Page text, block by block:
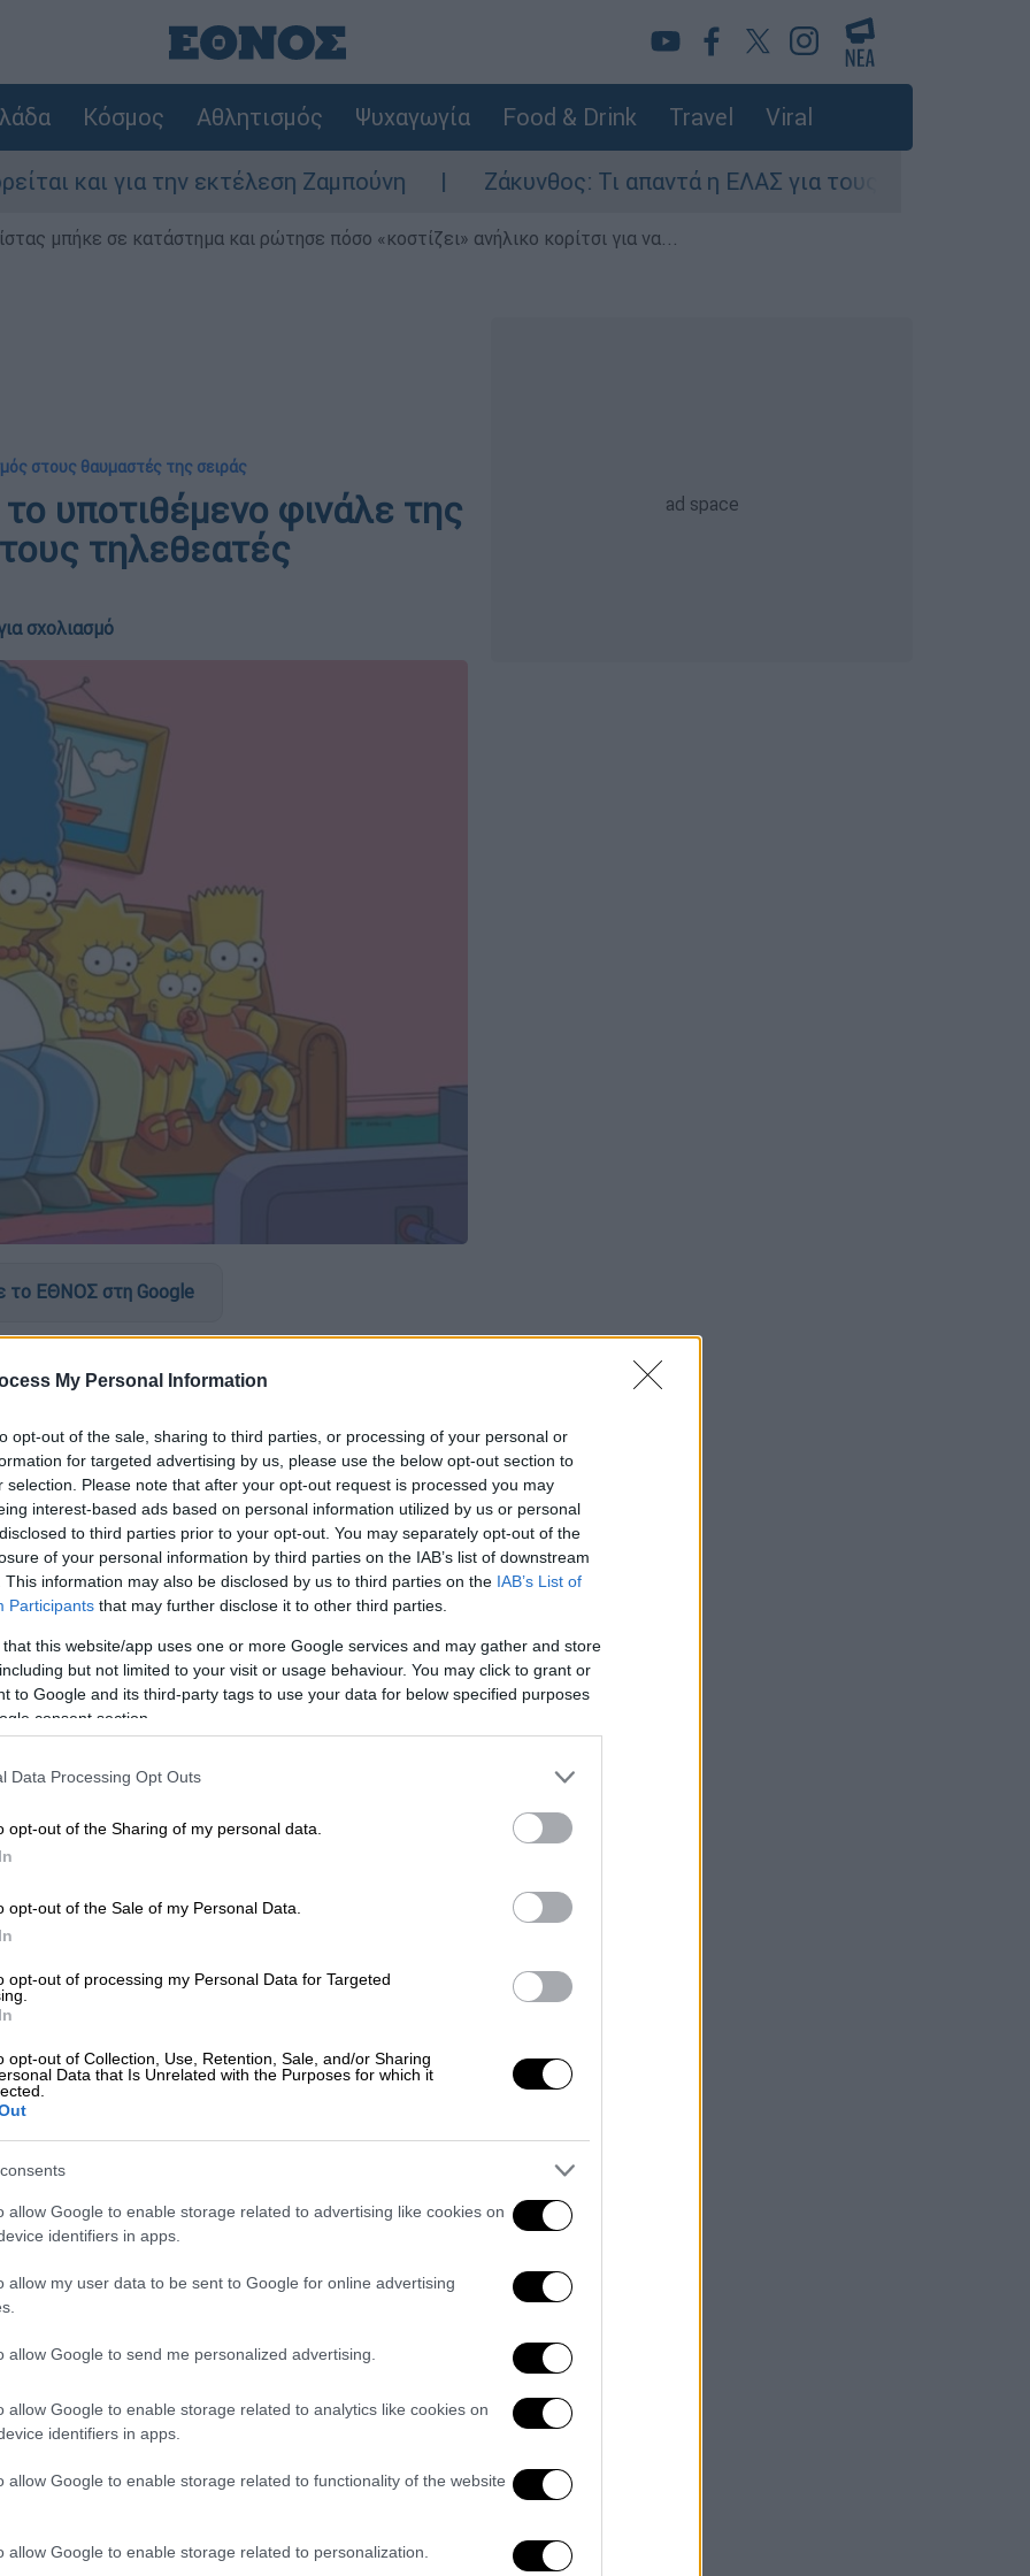
My Personal Information
opt-out of the sale, sharing to third parties, or processing of your personal or
for targeted advertising by us, please use the below opt-out section to
selection. Please note that after your opt-out request is processed you may
interest-based ads based on personal information utilized by us or personal
to third parties prior to your opt-out. You may separately opt-out of the
of your personal information by third parties on the IAB’s list of downstream
This information may also be disclosed by us to third parties on the IAB’s List of
Participants that may further disclose it to other third parties.
that this website/app uses one or more Google services and may gather and store
but not limited to your visit or usage behaviour. You may click to grant or
to Google and its third-party tags to use your data for below specified purposes
consent section.
Data Processing Opt Outs
opt-out of the Sharing of my personal data.
opt-out of the Sale of my Personal Data.
opt-out of processing my Personal Data for Targeted
opt-out of Collection, Use, Retention, Sale, and/or Sharing
Data that Is Unrelated with the Purposes for which it
allow Google to enable storage related to advertising like cookies on
identifiers in apps.
allow my user data to be sent to Google for online advertising
allow Google to send me personalized advertising.
allow Google to enable storage related to analytics like cookies on
identifiers in apps.
allow Google to enable storage related to functionality of the website
allow Google to enable storage related to personalization.
Κόσμος Αθλητισμός Ψυχαγωγία Food & Drink Travel Viral
για την εκτέλεση Ζαμπούνη Ζάκυνθος: Τι απαντά η ΕΛΑΣ για τους 8 βιασμούς
μπήκε σε κατάστημα και ρώτησε πόσο «κοστίζει» ανήλικο κορίτσι για να...
στους θαυμαστές της σειράς
υποτιθέμενο φινάλε της
τηλεθεατές
σχολιασμό
το ΕΘΝΟΣ στη Google
του αγαπημένου καρτούν την
είχε τον τίτλο «φινάλε της σειράς».
της ταινίας - Οι πρώτες
«Τα γενέθλια του Μπαρτ», έδειξε μία
σεναριογράφο Κόναν Ο’ Μπράιαννα
τον αποχαιρετισμό στην κωμική σειρά.
in 2024 was not on my bingo
2024
για το φινάλε της σειράς «The
αποφάσισε να βάλει τέλος στους
κομμάτι της πρώιμης καριέρας
τα πάντα για μένα», είπε η καρτούν
στους θαυμαστές της
έγραψαν στα μέσα κοινωνικής
της σειράς. «Το φινάλε της σειράς των
ένας χρήστης στο Χ. Ένας άλλος
Είναι πραγματικά έτοιμοι να
ένα καλό φινάλε. Έτσι δείχνει πώς